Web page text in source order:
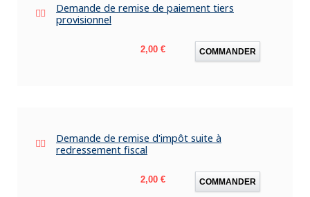
Demande de remise de paiement tiers
provisionnel
Prix
2,00 € COMMANDER
Demande de remise d'impôt suite à
redressement fiscal
Prix
2,00 € COMMANDER